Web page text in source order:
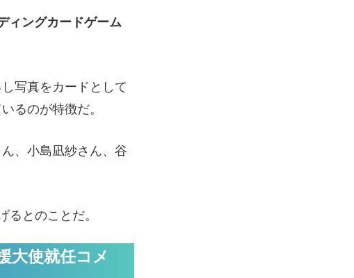
ィングカードゲーム
写真をカードとして
るのが特徴だ。
、小島凪紗さん、谷
とのことだ。
大使就任コメ